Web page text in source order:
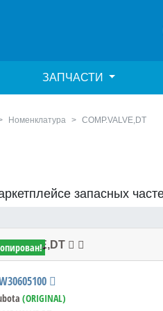
ЗАПЧАСТИ
Номенклатура COMP.VALVE,DT
запасных
(ORIGINAL)